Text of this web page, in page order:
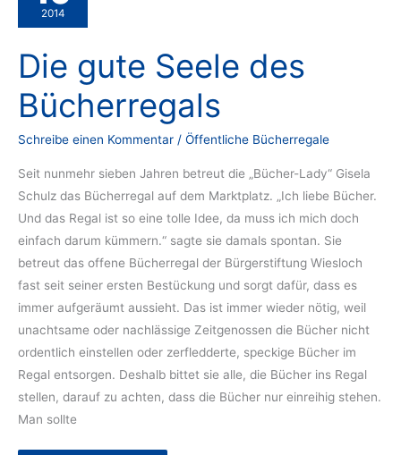
2014
Die gute Seele des
Bücherregals
Schreibe einen Kommentar / Öffentliche Bücherregale
Seit nunmehr sieben Jahren betreut die „Bücher-Lady“ Gisela
Schulz das Bücherregal auf dem Marktplatz. „Ich liebe Bücher.
Und das Regal ist so eine tolle Idee, da muss ich mich doch
einfach darum kümmern.“ sagte sie damals spontan. Sie
betreut das offene Bücherregal der Bürgerstiftung Wiesloch
fast seit seiner ersten Bestückung und sorgt dafür, dass es
immer aufgeräumt aussieht. Das ist immer wieder nötig, weil
unachtsame oder nachlässige Zeitgenossen die Bücher nicht
ordentlich einstellen oder zerfledderte, speckige Bücher im
Regal entsorgen. Deshalb bittet sie alle, die Bücher ins Regal
stellen, darauf zu achten, dass die Bücher nur einreihig stehen.
Man sollte